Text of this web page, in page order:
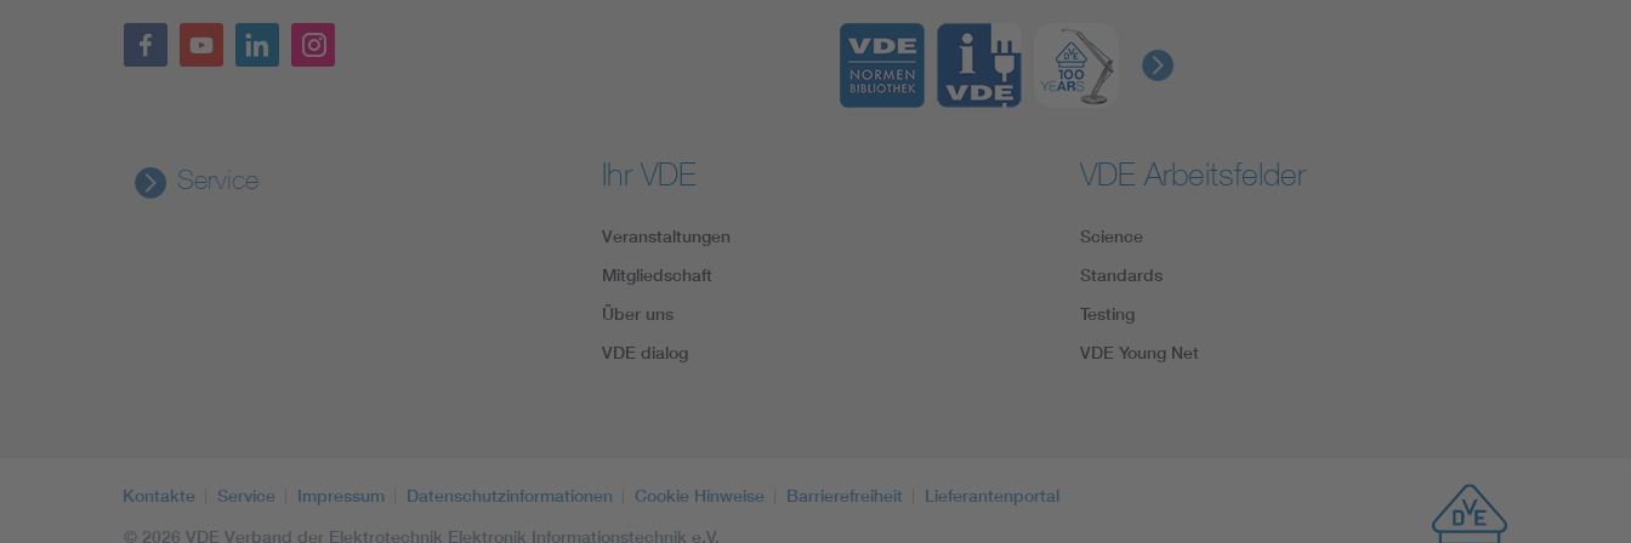
Service Ihr VDE
Veranstaltungen
Mitgliedschaft
Über uns
VDE dialog
VDE Arbeitsfelder
Science
Standards
Testing
VDE Young Net
Kontakte Service Impressum Datenschutzinformationen Cookie Hinweise Barrierefreiheit
Lieferantenportal
© 2026 VDE Verband der Elektrotechnik Elektronik Informationstechnik e.V.